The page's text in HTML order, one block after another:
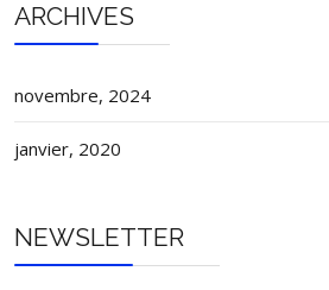
ARCHIVES
novembre, 2024
janvier, 2020
NEWSLETTER